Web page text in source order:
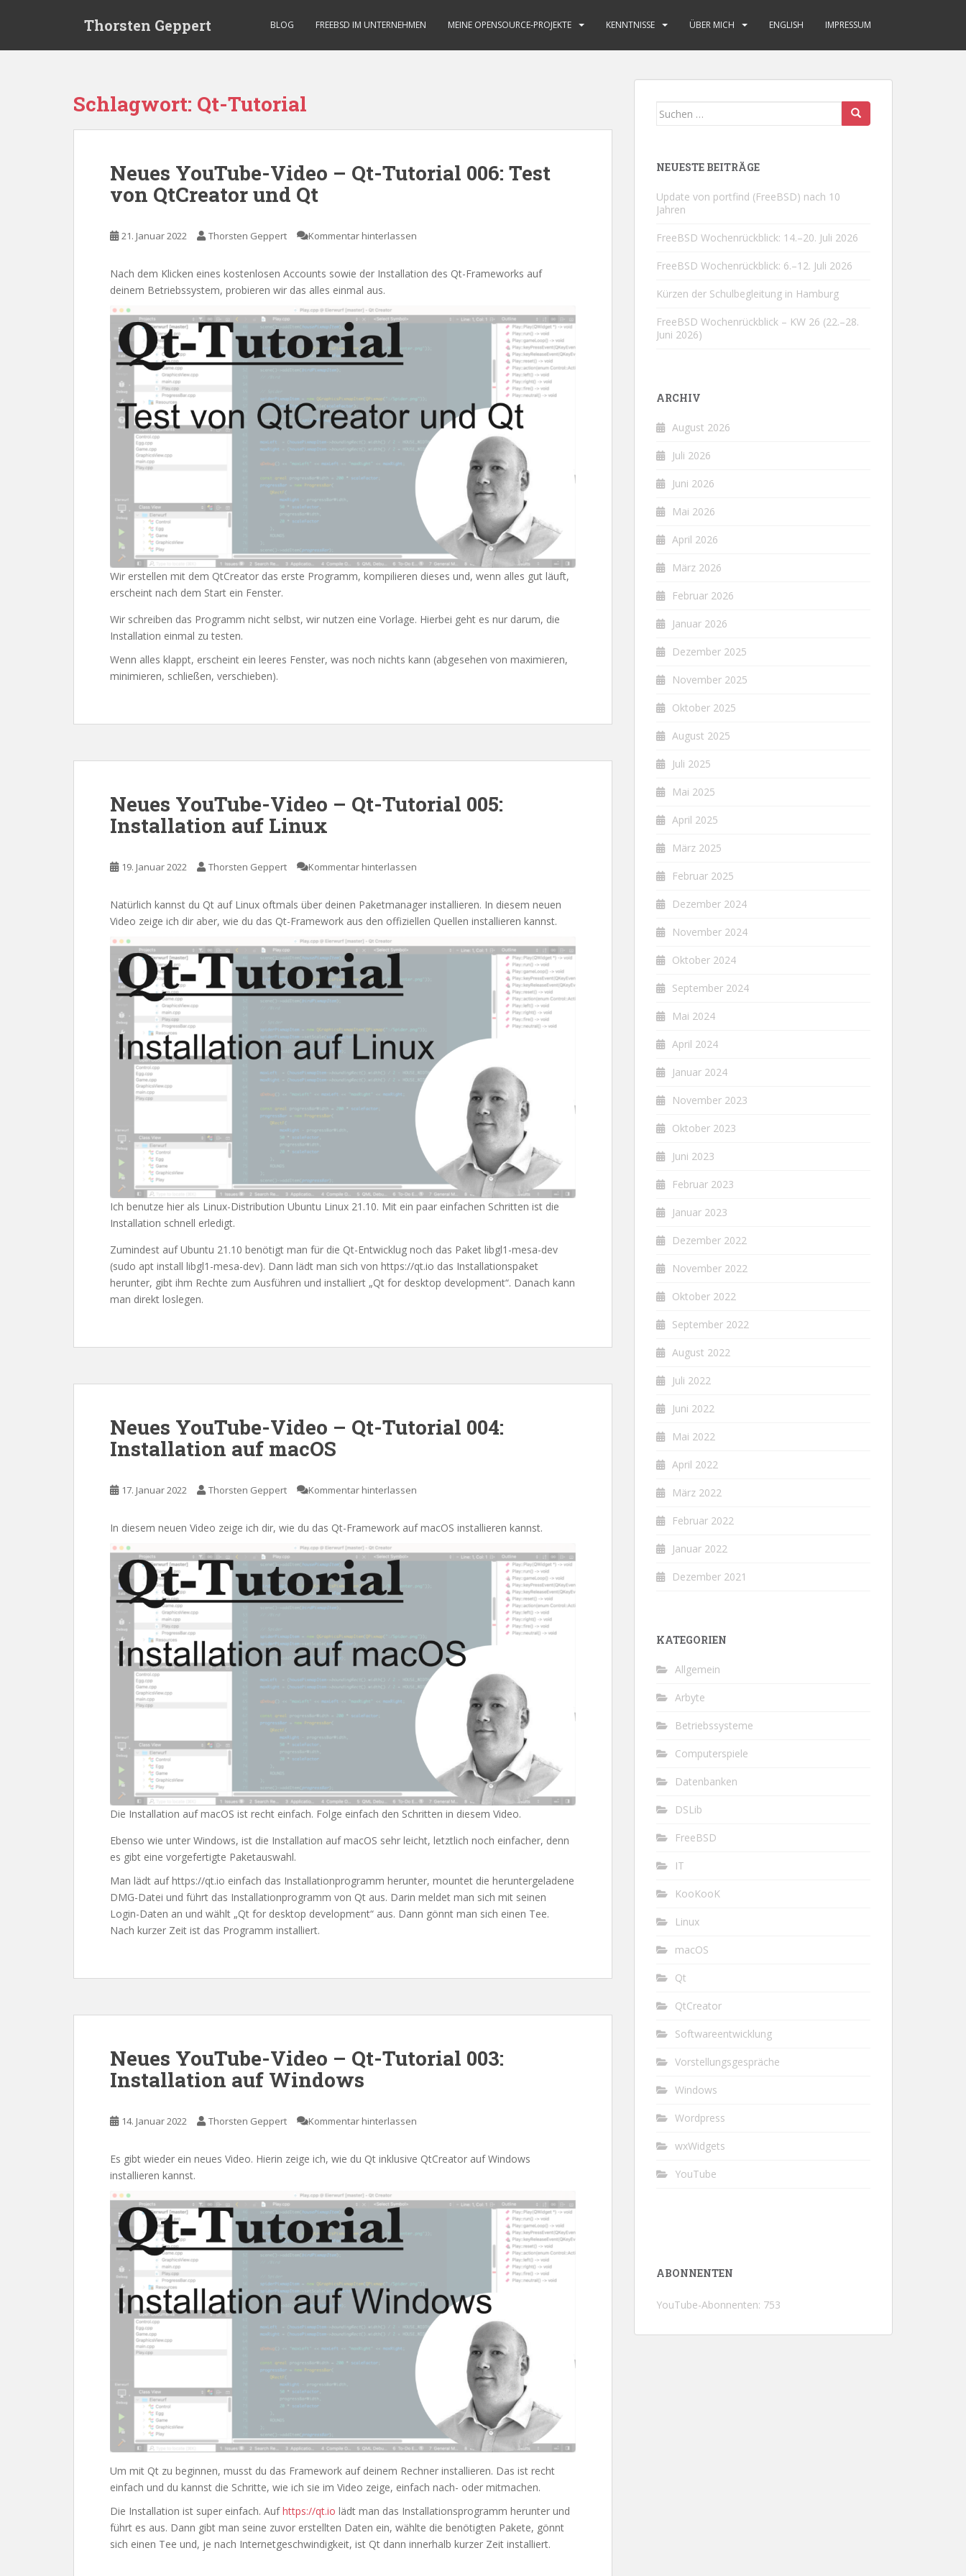
Thorsten Geppert BLOG FREEBSD IM UNTERNEHMEN MEINE OPENSOURCE-PROJEKTE KENNTNISSE ÜBER MICH ENGLISH IMPRESSUM
Schlagwort: Qt-Tutorial
Neues YouTube-Video – Qt-Tutorial 006: Test
von QtCreator und Qt
21. Januar 2022 Thorsten Geppert Kommentar hinterlassen
Nach dem Klicken eines kostenlosen Accounts sowie der Installation des Qt-Frameworks auf
deinem Betriebssystem, probieren wir das alles einmal aus.
Wir erstellen mit dem QtCreator das erste Programm, kompilieren dieses und, wenn alles gut läuft,
erscheint nach dem Start ein Fenster.
Wir schreiben das Programm nicht selbst, wir nutzen eine Vorlage. Hierbei geht es nur darum, die
Installation einmal zu testen.
Wenn alles klappt, erscheint ein leeres Fenster, was noch nichts kann (abgesehen von maximieren,
minimieren, schließen, verschieben).
Neues YouTube-Video – Qt-Tutorial 005:
Installation auf Linux
19. Januar 2022 Thorsten Geppert Kommentar hinterlassen
Natürlich kannst du Qt auf Linux oftmals über deinen Paketmanager installieren. In diesem neuen
Video zeige ich dir aber, wie du das Qt-Framework aus den offiziellen Quellen installieren kannst.
Ich benutze hier als Linux-Distribution Ubuntu Linux 21.10. Mit ein paar einfachen Schritten ist die
Installation schnell erledigt.
Zumindest auf Ubuntu 21.10 benötigt man für die Qt-Entwicklug noch das Paket libgl1-mesa-dev
(sudo apt install libgl1-mesa-dev). Dann lädt man sich von https://qt.io das Installationspaket
herunter, gibt ihm Rechte zum Ausführen und installiert „Qt for desktop development“. Danach kann
man direkt loslegen.
Neues YouTube-Video – Qt-Tutorial 004:
Installation auf macOS
17. Januar 2022 Thorsten Geppert Kommentar hinterlassen
In diesem neuen Video zeige ich dir, wie du das Qt-Framework auf macOS installieren kannst.
Die Installation auf macOS ist recht einfach. Folge einfach den Schritten in diesem Video.
Ebenso wie unter Windows, ist die Installation auf macOS sehr leicht, letztlich noch einfacher, denn
es gibt eine vorgefertigte Paketauswahl.
Man lädt auf https://qt.io einfach das Installationprogramm herunter, mountet die heruntergeladene
DMG-Datei und führt das Installationprogramm von Qt aus. Darin meldet man sich mit seinen
Login-Daten an und wählt „Qt for desktop development“ aus. Dann gönnt man sich einen Tee.
Nach kurzer Zeit ist das Programm installiert.
Neues YouTube-Video – Qt-Tutorial 003:
Installation auf Windows
14. Januar 2022 Thorsten Geppert Kommentar hinterlassen
Es gibt wieder ein neues Video. Hierin zeige ich, wie du Qt inklusive QtCreator auf Windows
installieren kannst.
Um mit Qt zu beginnen, musst du das Framework auf deinem Rechner installieren. Das ist recht
einfach und du kannst die Schritte, wie ich sie im Video zeige, einfach nach- oder mitmachen.
Die Installation ist super einfach. Aufhttps://qt.io lädt man das Installationsprogramm herunter und
führt es aus. Dann gibt man seine zuvor erstellten Daten ein, wählte die benötigten Pakete, gönnt
sich einen Tee und, je nach Internetgeschwindigkeit, ist Qt dann innerhalb kurzer Zeit installiert.
Suchen
NEUESTE BEITRÄGE
Update von portfind (FreeBSD) nach 10
Jahren
FreeBSD Wochenrückblick: 14.–20. Juli 2026
FreeBSD Wochenrückblick: 6.–12. Juli 2026
Kürzen der Schulbegleitung in Hamburg
FreeBSD Wochenrückblick – KW 26 (22.–28.
Juni 2026)
ARCHIV
August 2026
Juli 2026
Juni 2026
Mai 2026
April 2026
März 2026
Februar 2026
Januar 2026
Dezember 2025
November 2025
Oktober 2025
August 2025
Juli 2025
Mai 2025
April 2025
März 2025
Februar 2025
Dezember 2024
November 2024
Oktober 2024
September 2024
Mai 2024
April 2024
Januar 2024
November 2023
Oktober 2023
Juni 2023
Februar 2023
Januar 2023
Dezember 2022
November 2022
Oktober 2022
September 2022
August 2022
Juli 2022
Juni 2022
Mai 2022
April 2022
März 2022
Februar 2022
Januar 2022
Dezember 2021
KATEGORIEN
Allgemein
Arbyte
Betriebssysteme
Computerspiele
Datenbanken
DSLib
FreeBSD
IT
KooKooK
Linux
macOS
Qt
QtCreator
Softwareentwicklung
Vorstellungsgespräche
Windows
Wordpress
wxWidgets
YouTube
ABONNENTEN
YouTube-Abonnenten: 753